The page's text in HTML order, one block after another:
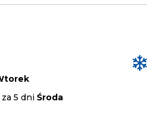
za 5 dniŚroda